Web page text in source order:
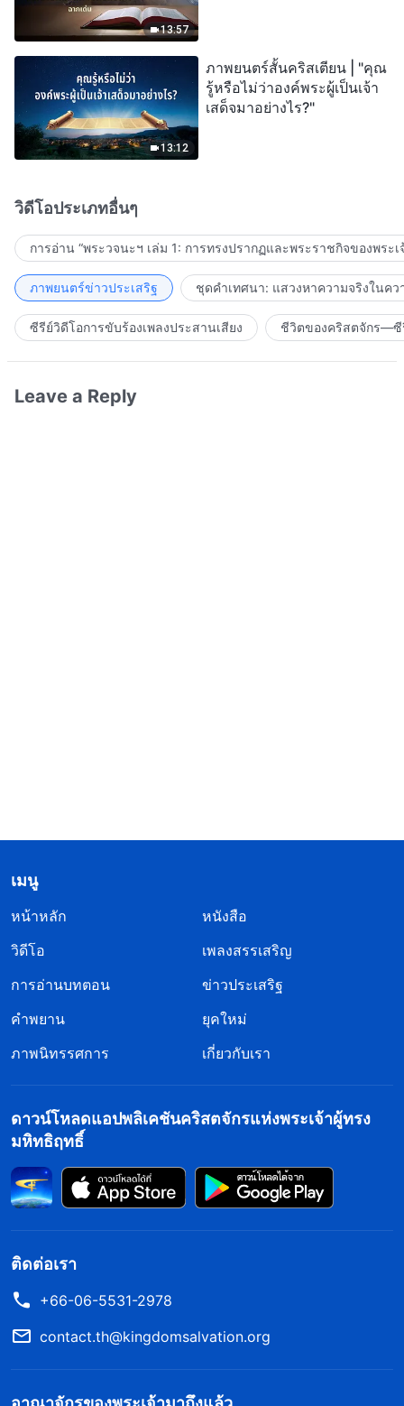
13:57
13:12
ภาพยนตร์สั้นคริสเตียน | "คุณ
รู้หรือไม่ว่าองค์พระผู้เป็นเจ้า
เสด็จมาอย่างไร?"
วิดีโอประเภทอื่นๆ
การอ่าน “พระวจนะฯ เล่ม 1: การทรงปรากฏและพระราชกิจของพระเ
ภาพยนตร์ข่าวประเสริฐ ชุดคำเทศนา: แสวงหาความจริงในคว
ซีรีย์วิดีโอการขับร้องเพลงประสานเสียง ชีวิตของคริสตจักร—ซี
Leave a Reply
เมนู
หน้าหลัก
หนังสือ
วิดีโอ
เพลงสรรเสริญ
การอ่านบทตอน
ข่าวประเสริฐ
คำพยาน
ยุคใหม่
ภาพนิทรรศการ
เกี่ยวกับเรา
ดาวน์โหลดแอปพลิเคชันคริสตจักรแห่งพระเจ้าผู้ทรง
มหิทธิฤทธิ์
ติดต่อเรา
+66-06-5531-2978
contact.th@kingdomsalvation.org